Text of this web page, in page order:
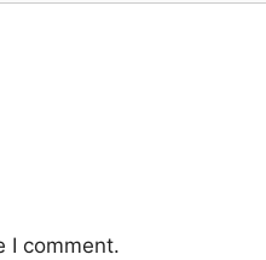
I comment.